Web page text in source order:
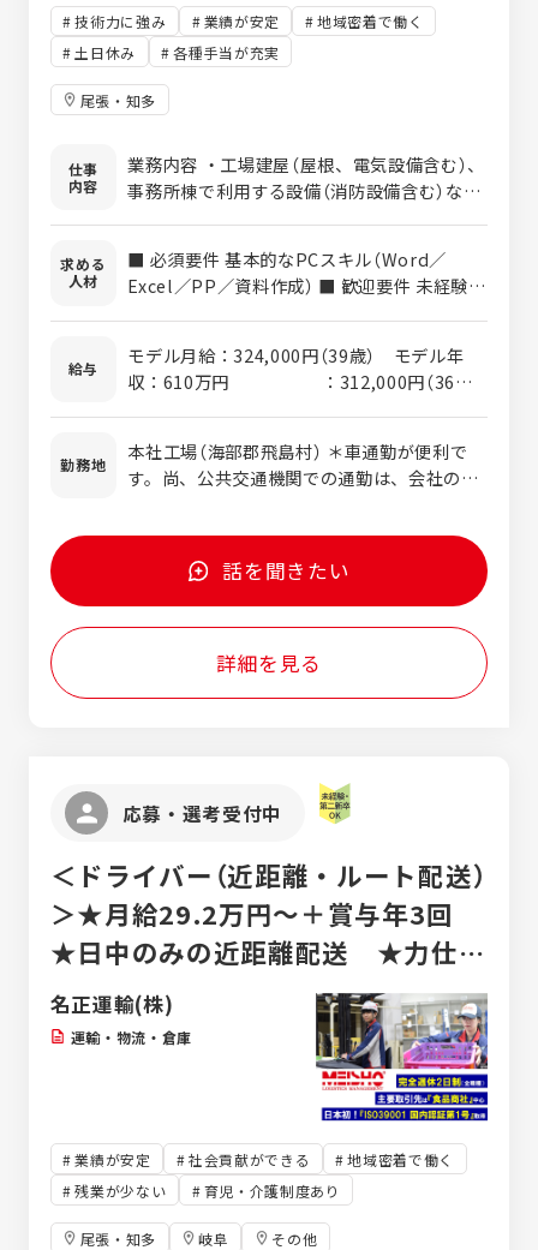
技術力に強み 業績が安定
地域密着で働く
土日休み
各種手当が充実
尾張・知多
仕事
内容
業務内容 ・工場建屋（屋根、電気設備含む）、
事務所棟で利用する設備（消防設備含む）など
後社外の工事会社への依頼要否）を行う ・老
朽更新がメインとなりますが、工事計画の立
案と工事会社の選定を行った後、工事会社と
の打ち合わせ及び社内調整を行い、工事立ち
合いまでを一貫しておこなう ・工事計画書の
作成及び工事会社との打ち合わせ後の資料作
の2拠点）とコミュニケーションを図る。改善
すべきヒントをキャッチし次回以降の工事へ
場立地法における「緑地帯」の管理、届け出の
業務など 入社後のイメージ ・まずは先輩社
員（37歳）のサポート業務から開始してもらい
ます。取り扱う設備の理解と工事会社との対
応方法を一緒に見て聞いて実践しながら学ん
で頂きます ・幅広い知識が必要となるため、
空き時間を使って知識習得によって大いに役
求める
人材
■ 必須要件 基本的なPCスキル（Word／
Excel／PP／資料作成） ■ 歓迎要件 未経験者
ます。 ・電気主任技術者（三種） ・電気工事
士 ■ 求める人物像（志向性・適性） ・コミュ
ニケーション能力の高い人 ・工事の目的等を
理解し、工事会社の担当者と打ち合わせが出
来るだけの適応力のある人 ・わからない場合
より良い方法を常に考えられる人 ・組織の垣
根を越えて全社目線で物事を捉えられる方
給与
モデル月給：324,000円（39歳） モデル年
収：610万円 ：312,000円（36
：247,800円（25
歳） ：447万円 ＊上記モデル月
上記年収には、過勤務手当20H/月を含む 月
給 228,000円（22歳初任給）～324,000円＋賞
与年2回＋各種手当 ＊年齢・経験等考慮し優
勤務地
本社工場（海部郡飛島村） ＊車通勤が便利で
す。尚、公共交通機関での通勤は、会社の前
話を聞きたい
詳細を見る
応募・選考受付中
＜ドライバー（近距離・ルート配送）
＞★月給29.2万円～＋賞与年3回
★日中のみの近距離配送 ★力仕事
なし ★未経験OK
名正運輸(株)
運輸・物流・倉庫
業績が安定 社会貢献ができる
地域密着で働く
残業が少ない
育児・介護制度あり
尾張・知多 岐阜 その他